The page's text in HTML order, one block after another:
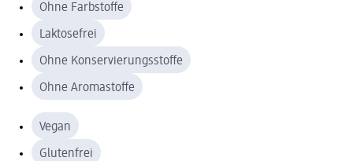
Ohne Farbstoffe
Laktosefrei
Ohne Konservierungsstoffe
Ohne Aromastoffe
Vegan
Glutenfrei